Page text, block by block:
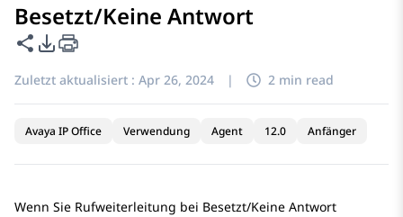
Besetzt/Keine Antwort
Diese Seite teilen
PDF-Exportoptionen
Zuletzt aktualisiert : Apr 26, 2024 | 2 min read
Avaya IP Office Verwendung Agent 12.0 Anfänger
Wenn Sie Rufweiterleitung bei Besetzt/Keine Antwort